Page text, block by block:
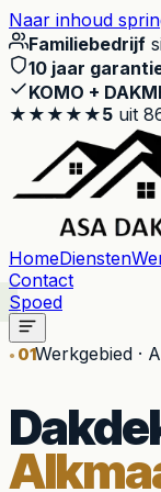
Naar inhoud
Familiebedrijf
10 jaar
KOMO +
★★★★★5 uit
HomeDiensten
Contact
Spoed
01Werkgebied ·